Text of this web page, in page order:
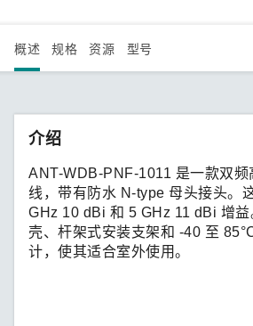
概述 规格 资源 型号
介绍
ANT-WDB-PNF-1011 是一款双频
线，带有防水 N-type 母头接头。
GHz 10 dBi 和 5 GHz 11 dBi 增
壳、杆架式安装支架和 -40 至
计，使其适合室外使用。